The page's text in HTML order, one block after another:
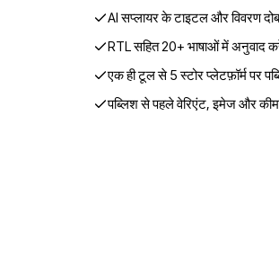
AI सप्लायर के टाइटल और विवरण
RTL सहित 20+ भाषाओं में अनुवाद
एक ही टूल से 5 स्टोर प्लेटफ़ॉर्म पर
पब्लिश से पहले वेरिएंट, इमेज और